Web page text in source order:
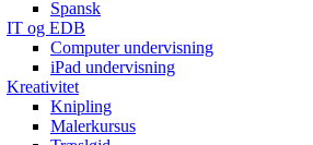
Spansk
IT og EDB
Computer undervisning
iPad undervisning
Kreativitet
Knipling
Malerkursus